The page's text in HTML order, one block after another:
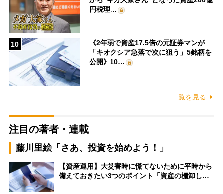
円税理…
10
《2年弱で資産17.5倍の元証券マンが
「キオクシア急落で次に狙う」5銘柄を
公開》10…
一覧を見る
注目の著者・連載
藤川里絵「さあ、投資を始めよう！」
【資産運用】大災害時に慌てないために平時から
備えておきたい3つのポイント「資産の棚卸し…